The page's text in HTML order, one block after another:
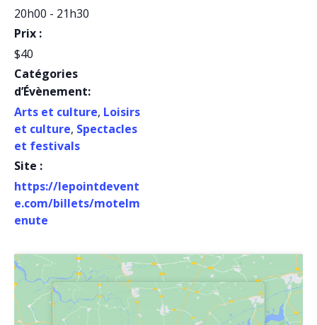
20h00 - 21h30
Prix :
$40
Catégories
d’Évènement:
Arts et culture, Loisirs
et culture, Spectacles
et festivals
Site :
https://lepointdevent
e.com/billets/motelm
enute